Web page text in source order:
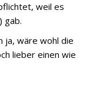
weil es
gab.
ja, wäre wohl die
lieber einen wie